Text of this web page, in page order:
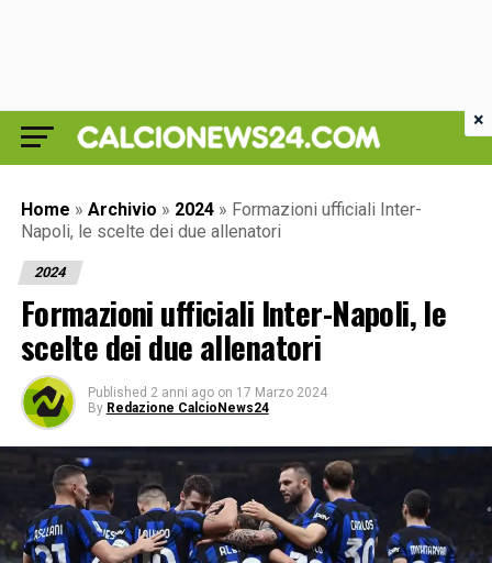
Home » Archivio » 2024 » Formazioni ufficiali Inter-
Napoli, le scelte dei due allenatori
2024
Formazioni ufficiali Inter-Napoli, le
scelte dei due allenatori
Published 2 anni ago on 17 Marzo 2024
By Redazione CalcioNews24
×